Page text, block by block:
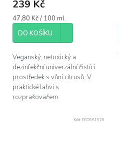
239 Kč
Měrná
cena:
47,80 Kč / 100 ml
DO KOŠÍKU
Veganský, netoxický a
dezinfekční univerzální čistící
prostředek s vůní citrusů. V
praktické lahvi s
rozprašovačem.
Kód: ECO991920